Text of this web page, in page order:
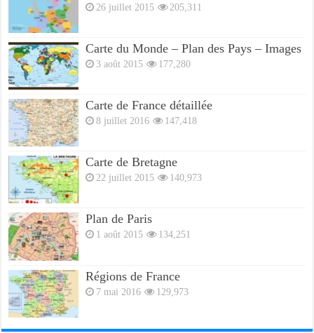
26 juillet 2015 205,311
Carte du Monde – Plan des Pays – Images
3 août 2015 177,280
Carte de France détaillée
8 juillet 2016 147,418
Carte de Bretagne
22 juillet 2015 140,973
Plan de Paris
1 août 2015 134,251
Régions de France
7 mai 2016 129,973